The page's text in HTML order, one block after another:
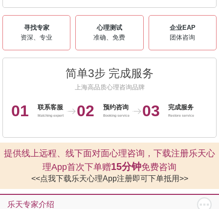
寻找专家
资深、专业
心理测试
准确、免费
企业EAP
团体咨询
简单3步 完成服务
上海高品质心理咨询品牌
01 联系客服
Matching expert 02 预约咨询
Booking service 03 完成服务
Restore service
提供线上远程、线下面对面心理咨询，下载注册乐天心
理App首次下单赠15分钟免费咨询
<<点我下载乐天心理App注册即可下单抵用>>
乐天专家介绍